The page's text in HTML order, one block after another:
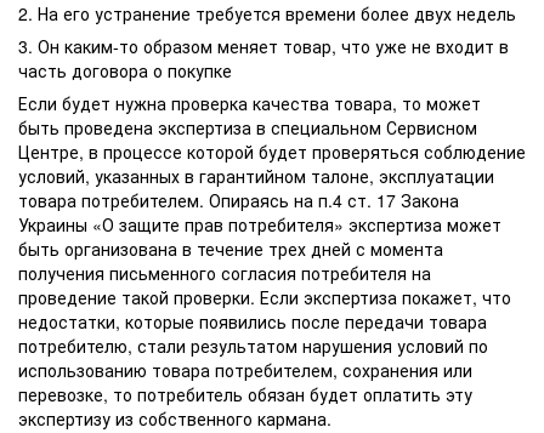
2. На его устранение требуется времени более двух недель
3. Он каким-то образом меняет товар, что уже не входит в
часть договора о покупке
Если будет нужна проверка качества товара, то может
быть проведена экспертиза в специальном Сервисном
Центре, в процессе которой будет проверяться соблюдение
условий, указанных в гарантийном талоне, эксплуатации
товара потребителем. Опираясь на п.4 ст. 17 Закона
Украины «О защите прав потребителя» экспертиза может
быть организована в течение трех дней с момента
получения письменного согласия потребителя на
проведение такой проверки. Если экспертиза покажет, что
недостатки, которые появились после передачи товара
потребителю, стали результатом нарушения условий по
использованию товара потребителем, сохранения или
перевозке, то потребитель обязан будет оплатить эту
экспертизу из собственного кармана.